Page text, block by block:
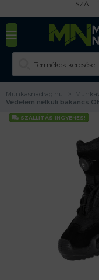
Munkasnadrag.hu
Védelem nélküli bakancs
SZÁLLÍTÁS INGYENES!